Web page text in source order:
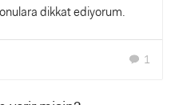
dikkat ediyorum.
chat 1